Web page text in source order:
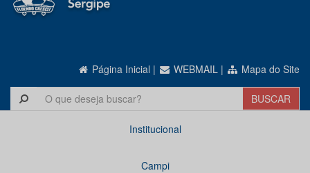
Página Inicial | WEBMAIL | Mapa do Site
Institucional
Campi